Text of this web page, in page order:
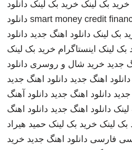
خرید بک لینک خرید بک لینک دانلود
smart money credit دانلود
بک لینک دانلود اهنگ جدید دانلود
بک لینک اینستاگرام خرید بک لینک
جدید خرید شال و روسری دانلود
دانلود اهنگ جدید دانلود اهنگ جدید
جدید دانلود اهنگ جدید دانلود آهنگ
دانلود اهنگ جدید دانلود اهنگ
بک لینک خرید بک لینک حمید هیراد
فارسی دانلود اهنگ جدید خرید